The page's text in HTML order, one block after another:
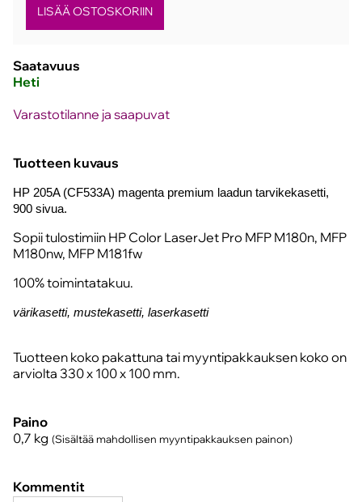
Saatavuus
Heti
Varastotilanne ja saapuvat
Tuotteen kuvaus
HP 205A (CF533A) magenta premium laadun tarvikekasetti,
900 sivua.
Sopii tulostimiin HP Color LaserJet Pro MFP M180n, MFP
M180nw, MFP M181fw
100% toimintatakuu.
värikasetti, mustekasetti, laserkasetti
Tuotteen koko pakattuna tai myyntipakkauksen koko on
arviolta 330 x 100 x 100 mm.
Paino
0,7 kg (Sisältää mahdollisen myyntipakkauksen painon)
Kommentit